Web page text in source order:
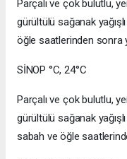
Parçalı ve çok bulutlu,
gürültülü sağanak
öğle saatlerinden sonra
SİNOP °C, 24°C
Parçalı ve çok bulutlu,
gürültülü sağanak
sabah ve öğle